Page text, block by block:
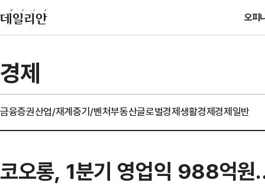
오피
경제
금융증권산업/재계중기/벤처부동산글로벌경제생활경제경제일반
코오롱, 1분기 영업익 988억